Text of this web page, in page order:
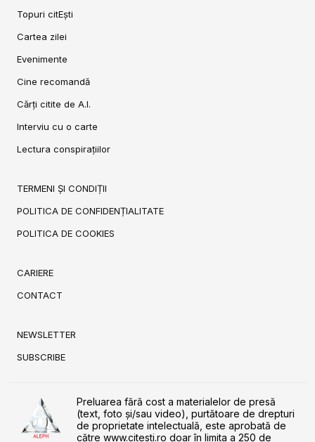
Topuri citEști
Cartea zilei
Evenimente
Cine recomandă
Cărți citite de A.I.
Interviu cu o carte
Lectura conspirațiilor
TERMENI ȘI CONDIȚII
POLITICA DE CONFIDENȚIALITATE
POLITICA DE COOKIES
CARIERE
CONTACT
NEWSLETTER
SUBSCRIBE
Preluarea fără cost a materialelor de presă
(text, foto și/sau video), purtătoare de drepturi
de proprietate intelectuală, este aprobată de
către www.citesti.ro doar în limita a 250 de